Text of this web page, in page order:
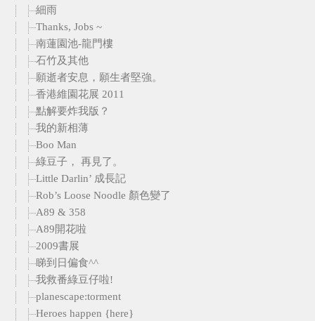
細雨
Thanks, Jobs ~
南蓮園池-龍門樓
石竹及其他
願逝者安息，願生者堅強。
香港維園花展 2011
點解要炸我版？
我的新相薄
Boo Man
綠豆子， 再見了。
Little Darlin’ 成長記
Rob’s Loose Noodle 顏色變了
A89 & 358
A89開花啦
2009書展
睇到日偏食^^
我救番綠豆仔啦!
planescape:torment
Heroes happen {here}